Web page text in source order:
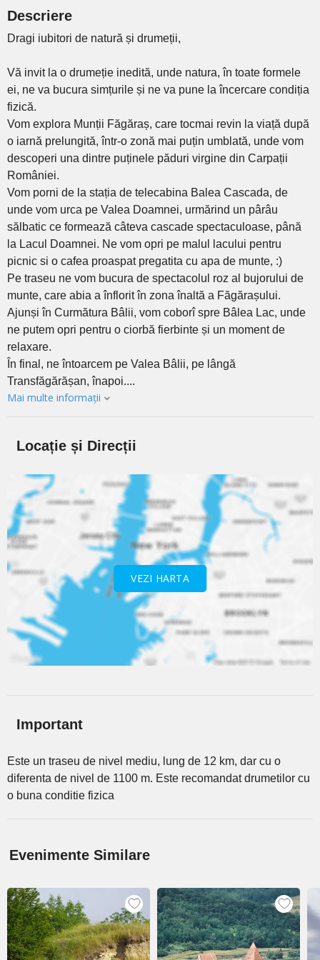
Descriere
Dragi iubitori de natură și drumeții,
Vă invit la o drumeție inedită, unde natura, în toate formele
ei, ne va bucura simțurile și ne va pune la încercare condiția
fizică.
Vom explora Munții Făgăraș, care tocmai revin la viață după
o iarnă prelungită, într-o zonă mai puțin umblată, unde vom
descoperi una dintre puținele păduri virgine din Carpații
României.
Vom porni de la stația de telecabina Balea Cascada, de
unde vom urca pe Valea Doamnei, urmărind un pârâu
sălbatic ce formează câteva cascade spectaculoase, până
la Lacul Doamnei. Ne vom opri pe malul lacului pentru
picnic si o cafea proaspat pregatita cu apa de munte, :)
Pe traseu ne vom bucura de spectacolul roz al bujorului de
munte, care abia a înflorit în zona înaltă a Făgărașului.
Ajunși în Curmătura Bâlii, vom coborî spre Bâlea Lac, unde
ne putem opri pentru o ciorbă fierbinte și un moment de
relaxare.
În final, ne întoarcem pe Valea Bâlii, pe lângă
Transfăgărășan, înapoi....
Mai multe informații
Locație și Direcții
VEZI HARTA
Important
Este un traseu de nivel mediu, lung de 12 km, dar cu o
diferenta de nivel de 1100 m. Este recomandat drumetilor cu
o buna conditie fizica
Evenimente Similare